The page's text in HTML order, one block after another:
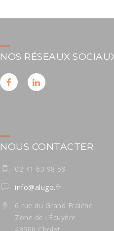
NOS RÉSEAUX
NOUS CONTACTER
02 41 63 98 59
info@alugo.fr
6 rue du Grand Fraiche
Zone de l'Écuyère